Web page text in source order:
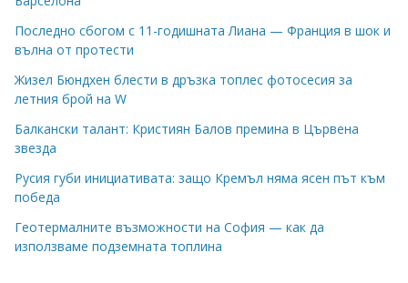
Последно сбогом с 11-годишната Лиана — Франция в шок и
вълна от протести
Жизел Бюндхен блести в дръзка топлес фотосесия за
летния брой на W
Балкански талант: Кристиян Балов премина в Цървена
звезда
Русия губи инициативата: защо Кремъл няма ясен път към
победа
Геотермалните възможности на София — как да
използваме подземната топлина